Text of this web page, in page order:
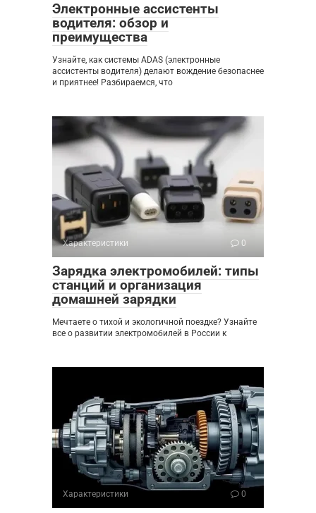
Электронные ассистенты
водителя: обзор и
преимущества
Узнайте, как системы ADAS (электронные
ассистенты водителя) делают вождение безопаснее
и приятнее! Разбираемся, что
Характеристики 0
Зарядка электромобилей: типы
станций и организация
домашней зарядки
Мечтаете о тихой и экологичной поездке? Узнайте
все о развитии электромобилей в России к
Характеристики 0